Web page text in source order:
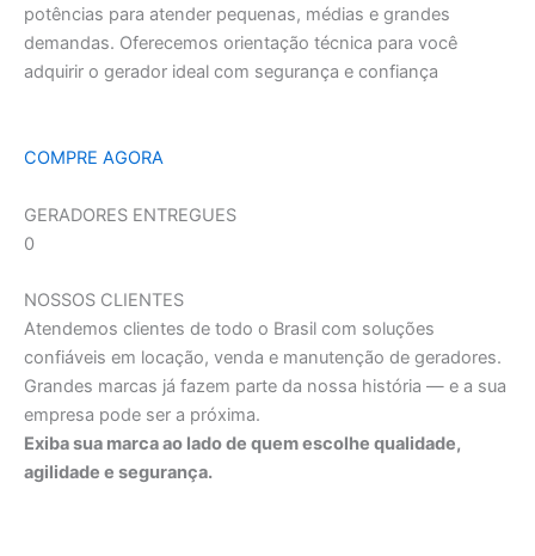
potências para atender pequenas, médias e grandes
demandas. Oferecemos orientação técnica para você
adquirir o gerador ideal com segurança e confiança
COMPRE AGORA
GERADORES ENTREGUES
0
NOSSOS CLIENTES
Atendemos clientes de todo o Brasil com soluções
confiáveis em locação, venda e manutenção de geradores.
Grandes marcas já fazem parte da nossa história — e a sua
empresa pode ser a próxima.
Exiba sua marca ao lado de quem escolhe qualidade,
agilidade e segurança.